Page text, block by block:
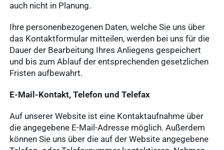
auch nicht in Planung.
Ihre personenbezogenen Daten, welche Sie uns über
das Kontaktformular mitteilen, werden bei uns für die
Dauer der Bearbeitung Ihres Anliegens gespeichert
und bis zum Ablauf der entsprechenden gesetzlichen
Fristen aufbewahrt.
E-Mail-Kontakt, Telefon und Telefax
Auf unserer Website ist eine Kontaktaufnahme über
die angegebene E-Mail-Adresse möglich. Außerdem
können Sie uns über die auf der Website angegebene